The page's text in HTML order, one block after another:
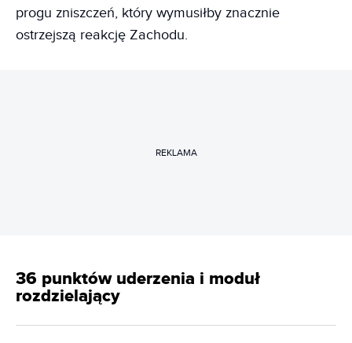
progu zniszczeń, który wymusiłby znacznie
ostrzejszą reakcję Zachodu.
REKLAMA
36 punktów uderzenia i moduł
rozdzielający